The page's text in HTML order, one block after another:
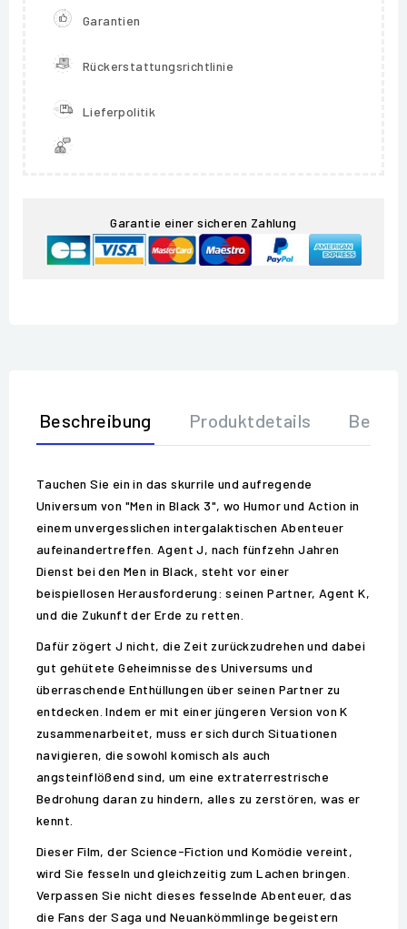
Garantien
Rückerstattungsrichtlinie
Lieferpolitik
Garantie einer sicheren Zahlung
Beschreibung Produktdetails
Tauchen Sie ein in das skurrile und aufregende
Universum von "Men in Black 3", wo Humor und Action in
einem unvergesslichen intergalaktischen Abenteuer
aufeinandertreffen. Agent J, nach fünfzehn Jahren
Dienst bei den Men in Black, steht vor einer
beispiellosen Herausforderung: seinen Partner, Agent K,
und die Zukunft der Erde zu retten.
Dafür zögert J nicht, die Zeit zurückzudrehen und dabei
gut gehütete Geheimnisse des Universums und
überraschende Enthüllungen über seinen Partner zu
entdecken. Indem er mit einer jüngeren Version von K
zusammenarbeitet, muss er sich durch Situationen
navigieren, die sowohl komisch als auch
angsteinflößend sind, um eine extraterrestrische
Bedrohung daran zu hindern, alles zu zerstören, was er
kennt.
Dieser Film, der Science-Fiction und Komödie vereint,
wird Sie fesseln und gleichzeitig zum Lachen bringen.
Verpassen Sie nicht dieses fesselnde Abenteuer, das
die Fans der Saga und Neuankömmlinge begeistern